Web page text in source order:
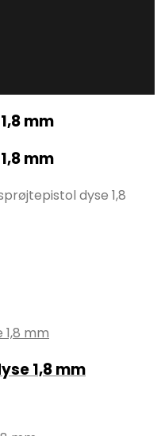
mm
mm
dyse 1,8
1,8 mm